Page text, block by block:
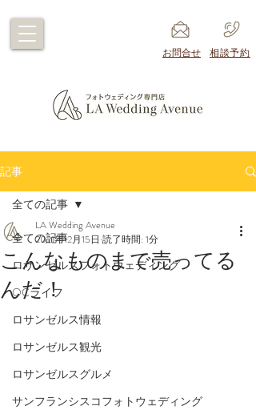
​お問合せ ​相談予約
記事
全ての記事
ロサンゼルスフォトウェディング
OCライフ
ロサンゼルス情報
ロサンゼルス観光
ロサンゼルスグルメ
サンフランシスコフォトウェディング
全ての記事
こんなものまで売ってる
んだ！
LA Wedding Avenue
2021年12月15日 読了時間: 1分